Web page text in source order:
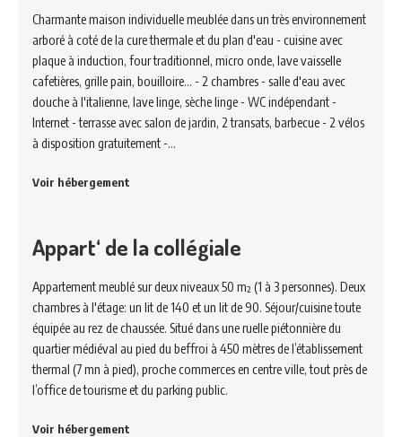
Charmante maison individuelle meublée dans un très environnement
arboré à coté de la cure thermale et du plan d'eau - cuisine avec
plaque à induction, four traditionnel, micro onde, lave vaisselle
cafetières, grille pain, bouilloire... - 2 chambres - salle d'eau avec
douche à l'italienne, lave linge, sèche linge - WC indépendant -
Internet - terrasse avec salon de jardin, 2 transats, barbecue - 2 vélos
à disposition gratuitement -…
Voir hébergement
Appart‘ de la collégiale
Appartement meublé sur deux niveaux 50 m² (1 à 3 personnes). Deux
chambres à l'étage: un lit de 140 et un lit de 90. Séjour/cuisine toute
équipée au rez de chaussée. Situé dans une ruelle piétonnière du
quartier médiéval au pied du beffroi à 450 mètres de l’établissement
thermal (7 mn à pied), proche commerces en centre ville, tout près de
l’office de tourisme et du parking public.
Voir hébergement